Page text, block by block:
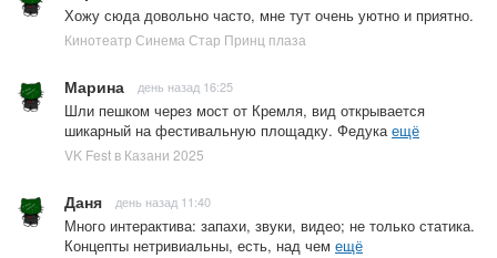
Хожу сюда довольно часто, мне тут очень уютно и приятно.
Кинотеатр Синема Стар Принц плаза
Марина день назад 16:25
Шли пешком через мост от Кремля, вид открывается
шикарный на фестивальную площадку. Федука ещё
VK Fest в Казани 2025
Даня день назад 11:40
Много интерактива: запахи, звуки, видео; не только статика.
Концепты нетривиальны, есть, над чем ещё